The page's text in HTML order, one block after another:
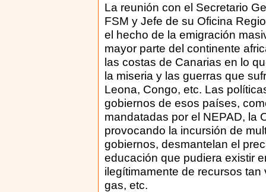
La reunión con el Secretario
FSM y Jefe de su Oficina
el hecho de la emigración
mayor parte del continente
las costas de Canarias en lo
la miseria y las guerras que
Leona, Congo, etc. Las
gobiernos de esos países,
mandatadas por el NEPAD, la
provocando la incursión de
gobiernos, desmantelan el
educación que pudiera existir
ilegítimamente de recursos
gas, etc.